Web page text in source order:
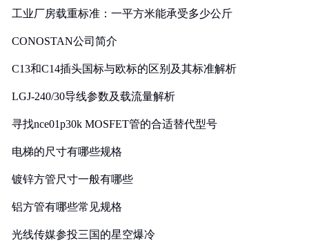
工业厂房载重标准：一平方米能承受多少公斤
CONOSTAN公司简介
C13和C14插头国标与欧标的区别及其标准解析
LGJ-240/30导线参数及载流量解析
寻找nce01p30k MOSFET管的合适替代型号
电梯的尺寸有哪些规格
镀锌方管尺寸一般有哪些
铝方管有哪些常见规格
光线传媒参投三国的星空爆冷